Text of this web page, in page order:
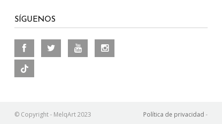
SÍGUENOS
© Copyright - MelqArt 2023 Política de privacidad -